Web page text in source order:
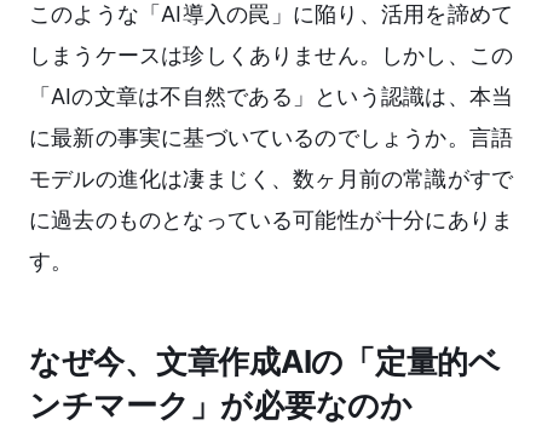
このような「AI導入の罠」に陥り、活用を諦めて
しまうケースは珍しくありません。しかし、この
「AIの文章は不自然である」という認識は、本当
に最新の事実に基づいているのでしょうか。言語
モデルの進化は凄まじく、数ヶ月前の常識がすで
に過去のものとなっている可能性が十分にありま
す。
なぜ今、文章作成AIの「定量的ベ
ンチマーク」が必要なのか